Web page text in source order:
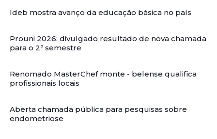
Ideb mostra avanço da educação básica no país
Prouni 2026: divulgado resultado de nova chamada
para o 2º semestre
Renomado MasterChef monte - belense qualifica
profissionais locais
Aberta chamada pública para pesquisas sobre
endometriose